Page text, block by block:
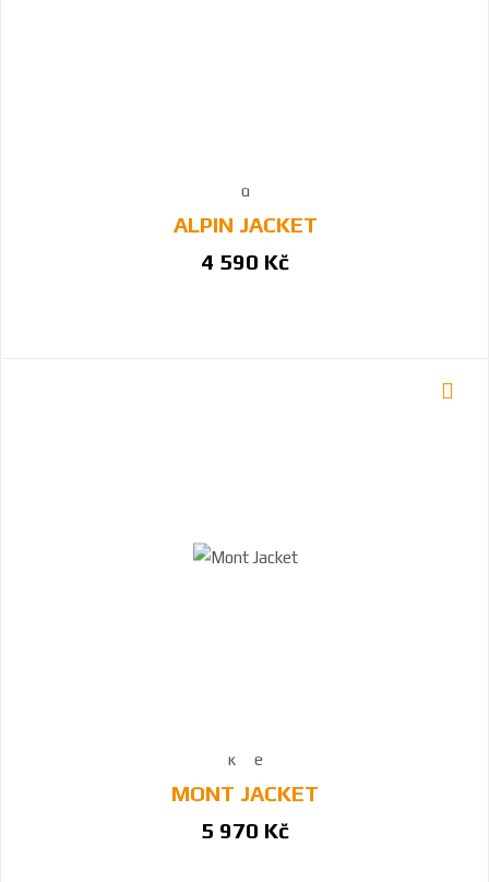
ALPIN JACKET
4 590 Kč
MONT JACKET
5 970 Kč